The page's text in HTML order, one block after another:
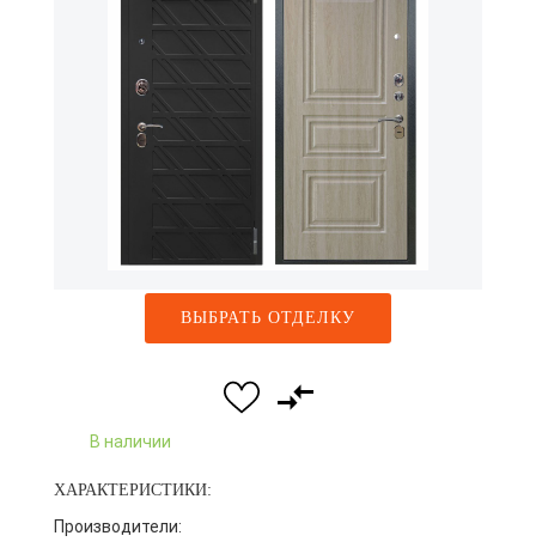
ВЫБРАТЬ ОТДЕЛКУ
В наличии
ХАРАКТЕРИСТИКИ:
Производители: